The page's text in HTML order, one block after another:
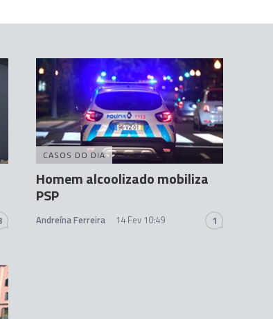
CASOS DO DIA
Homem alcoolizado mobiliza
PSP
Andreína Ferreira 14 Fev 10:49 1